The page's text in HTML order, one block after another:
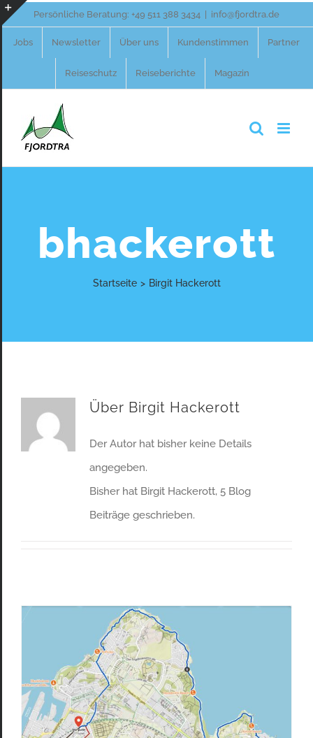
Zum
Persönliche Beratung: +49 511 388 3434 info@fjordtra.de
Jobs Newsletter Über uns Kundenstimmen Partner
Reiseschutz Reiseberichte Magazin
bhackerott
Startseite > Birgit Hackerott
Über Birgit Hackerott
Der Autor hat bisher keine Details
angegeben.
Bisher hat Birgit Hackerott, 5 Blog
Beiträge geschrieben.
Toggle